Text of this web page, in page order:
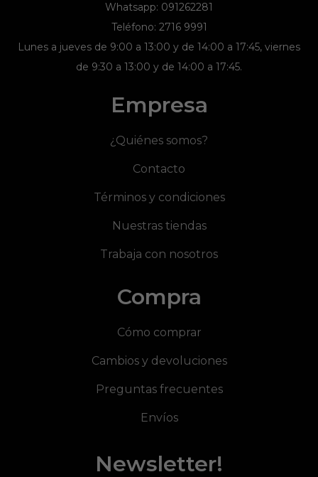
Whatsapp: 091262281
Teléfono: 2716 9991
Lunes a jueves de 9:00 a 13:00 y de 14:00 a 17:45, viernes
de 9:30 a 13:00 y de 14:00 a 17:45.
Empresa
¿Quiénes somos?
Contacto
Términos y condiciones
Nuestras tiendas
Trabaja con nosotros
Compra
Cómo comprar
Cambios y devoluciones
Preguntas frecuentes
Envíos
Newsletter!